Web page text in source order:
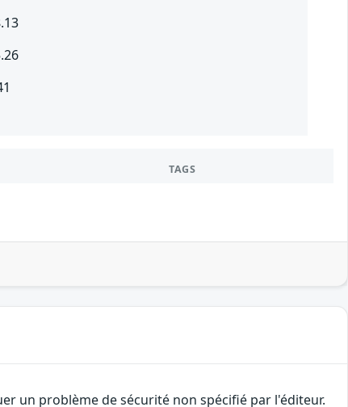
TAGS
un problème de sécurité non spécifié par l'éditeur.